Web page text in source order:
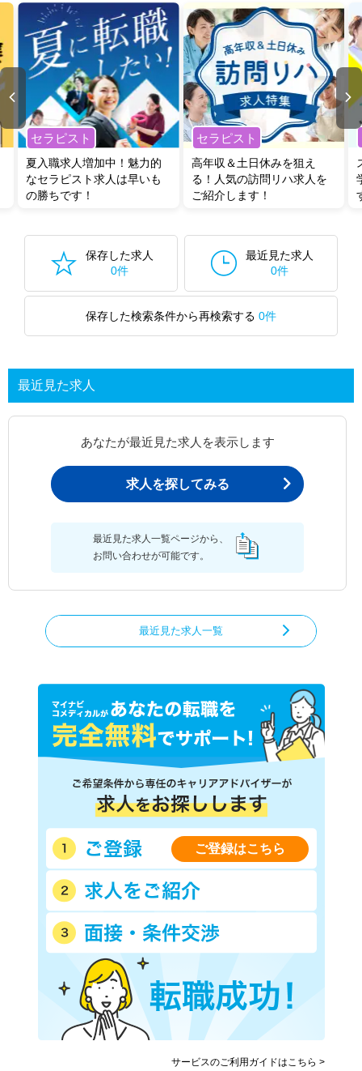
セラピスト
夏入職求人増加中！魅力的
なセラピスト求人は早いも
の勝ちです！
セラピスト
高年収＆土日休みを狙え
る！人気の訪問リハ求人を
ご紹介します！
保存した求人
0件
最近見た求人
0件
保存した検索条件から再検索する 0件
最近見た求人
あなたが最近見た求人を表示します
求人を探してみる
最近見た求人一覧ページから、
お問い合わせが可能です。
最近見た求人一覧
ご登録はこちら
サービスのご利用ガイドはこちら >